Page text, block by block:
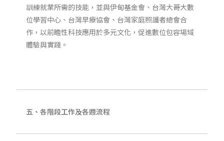
訓練就業所需的技能，並與伊甸基金會、台灣大哥大數
位學習中心、台灣早療協會、台灣家庭照護者總會合
作，以前瞻性科技應用於多元文化，促進數位包容場域
體驗與實踐。
五、各階段工作及各週流程